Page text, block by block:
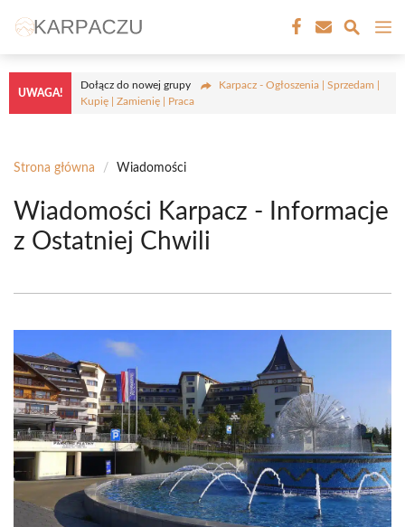
treści
UWAGA!
Dołącz do nowej grupy
Karpacz - Ogłoszenia | Sprzedam |
Kupię | Zamienię | Praca
Strona główna / Wiadomości
Wiadomości Karpacz - Informacje
z Ostatniej Chwili